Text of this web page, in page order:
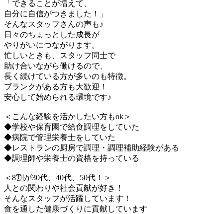
「できることが増えて、
自分に自信がつきました！」
そんなスタッフさんの声も♪
日々のちょっとした成長が
やりがいにつながります。
忙しいときも、スタッフ同士で
助け合いながら働けるので、
長く続けている方が多いのも特徴。
ブランクがある方も大歓迎！
安心して始められる環境です♪
＜こんな経験を活かしたい方もok＞
◆学校や保育園で給食調理をしていた
◆病院で管理栄養士をしていた
◆レストランの厨房で調理・調理補助経験がある
◆調理師や栄養士の資格を持っている
＜8割が30代、40代、50代！＞
人との関わりや社会貢献が好き！
そんなスタッフが活躍しています！
食を通した健康づくりに貢献しています